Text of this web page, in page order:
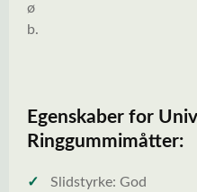
ø
b.
Egenskaber for
Ringgummimåtter:
✓ Slidstyrke: God